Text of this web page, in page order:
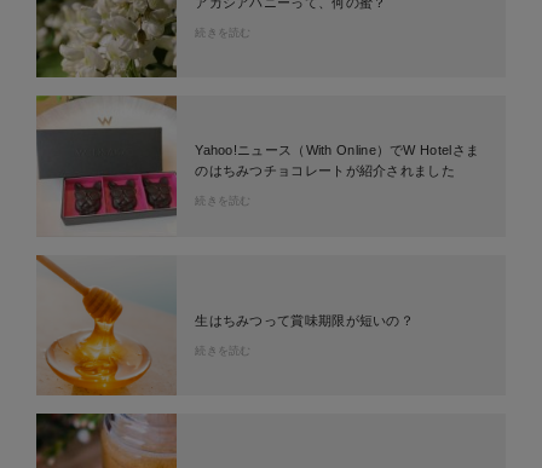
続きを読む
Yahoo!ニュース（With Online）でW Hotelさま
のはちみつチョコレートが紹介されました
続きを読む
生はちみつって賞味期限が短いの？
続きを読む